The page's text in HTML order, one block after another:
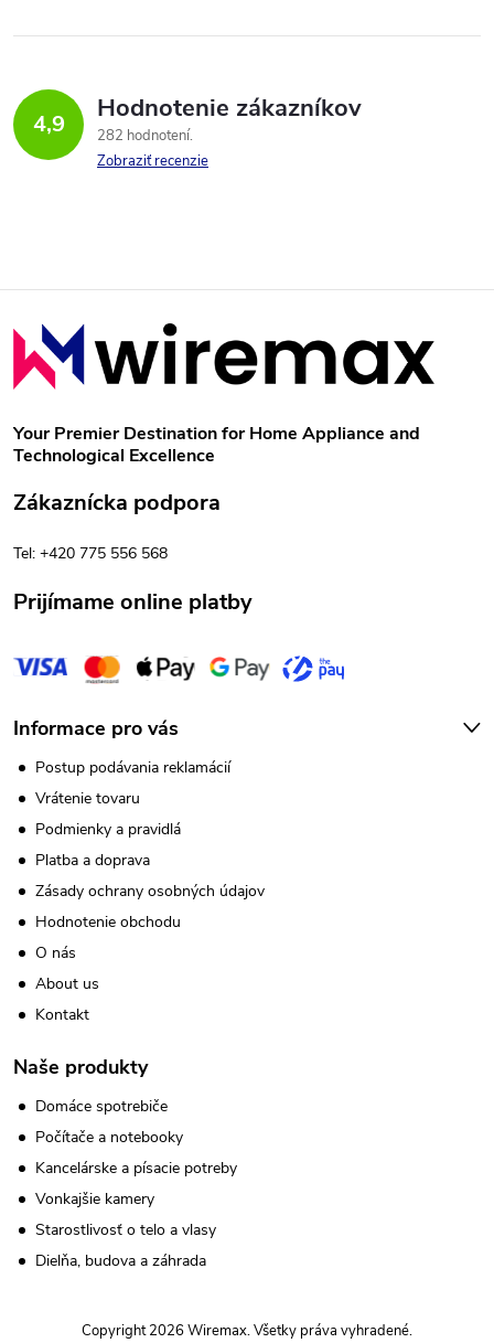
4,9 Hodnotenie zákazníkov
282 hodnotení
Zobraziť recenzie
Z
á
p
ä
t
e
Your Premier Destination for Home Appliance and
Technological Excellence
Zákaznícka podpora
Tel: +420 775 556 568
Prijímame online platby
Informace pro vás
Postup podávania reklamácií
Vrátenie tovaru
Podmienky a pravidlá
Platba a doprava
Zásady ochrany osobných údajov
Hodnotenie obchodu
O nás
About us
Kontakt
Naše produkty
Domáce spotrebiče
Počítače a notebooky
Kancelárske a písacie potreby
Vonkajšie kamery
Starostlivosť o telo a vlasy
Dielňa, budova a záhrada
Copyright 2026Wiremax. Všetky práva vyhradené.